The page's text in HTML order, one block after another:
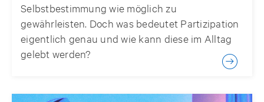
Selbstbestimmung wie möglich zu
gewährleisten. Doch was bedeutet Partizipation
eigentlich genau und wie kann diese im Alltag
gelebt werden?